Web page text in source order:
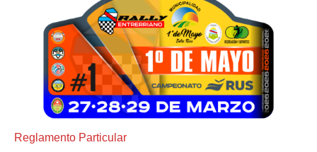
Reglamento Particular